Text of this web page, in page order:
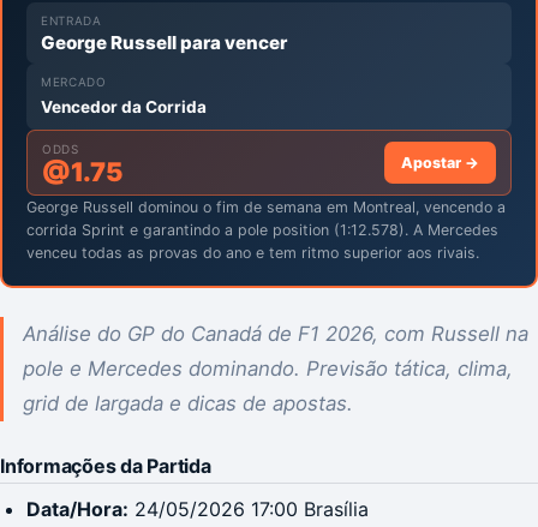
ENTRADA
George Russell para vencer
MERCADO
Vencedor da Corrida
ODDS
@1.75 Apostar →
George Russell dominou o fim de semana em Montreal, vencendo a
corrida Sprint e garantindo a pole position (1:12.578). A Mercedes
venceu todas as provas do ano e tem ritmo superior aos rivais.
Análise do GP do Canadá de F1 2026, com Russell na
pole e Mercedes dominando. Previsão tática, clima,
grid de largada e dicas de apostas.
Informações da Partida
Data/Hora: 24/05/2026 17:00 Brasília